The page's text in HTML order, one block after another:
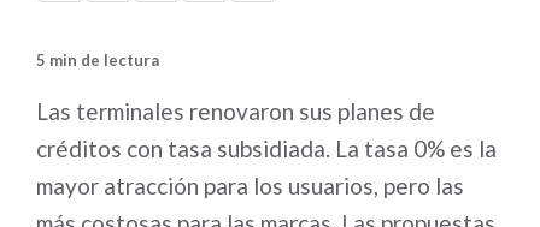
5 min de lectura
Las terminales renovaron sus planes de
créditos con tasa subsidiada. La tasa 0% es la
mayor atracción para los usuarios, pero las